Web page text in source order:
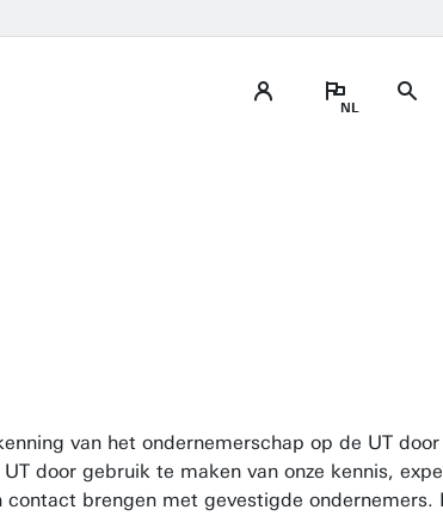
van het ondernemerschap op de UT
door gebruik te maken van onze kennis,
brengen met gevestigde